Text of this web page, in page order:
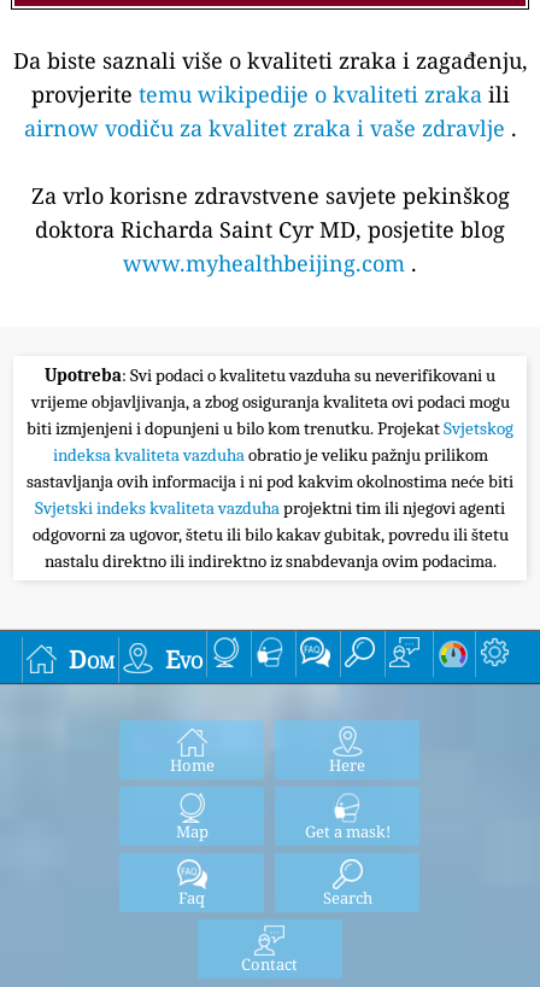
Da biste saznali više o kvaliteti zraka i zagađenju,
provjerite temu wikipedije o kvaliteti zrakaili
airnow vodiču za kvalitet zraka i vaše zdravlje .
Za vrlo korisne zdravstvene savjete pekinškog
doktora Richarda Saint Cyr MD, posjetite blog
www.myhealthbeijing.com .
Upotreba: Svi podaci o kvalitetu vazduha su neverifikovani u
vrijeme objavljivanja, a zbog osiguranja kvaliteta ovi podaci mogu
biti izmjenjeni i dopunjeni u bilo kom trenutku. ProjekatSvjetskog
indeksa kvaliteta vazduhaobratio je veliku pažnju prilikom
sastavljanja ovih informacija i ni pod kakvim okolnostima neće biti
Svjetski indeks kvaliteta vazduhaprojektni tim ili njegovi agenti
odgovorni za ugovor, štetu ili bilo kakav gubitak, povredu ili štetu
nastalu direktno ili indirektno iz snabdevanja ovim podacima.
Dom Evo
Home Here
Map Get a mask!
Faq Search
Contact